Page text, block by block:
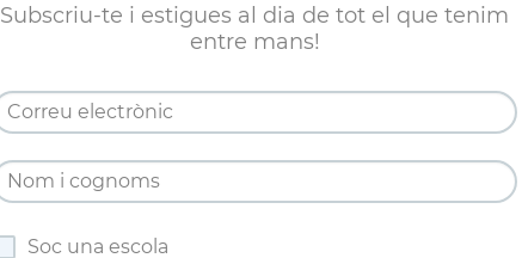
Subscriu-te i estigues al dia de tot el que tenim
entre mans!
Soc una escola